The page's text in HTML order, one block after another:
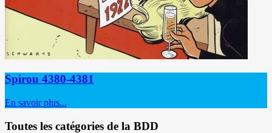
Spirou 4380-4381
En savoir plus...
Toutes les catégories de la BDD